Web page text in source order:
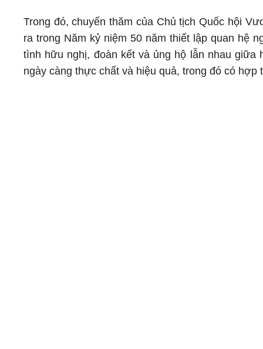
Trong đó, chuyến thăm của Chủ tịch Quốc hội
ra trong Năm kỷ niệm 50 năm thiết lập quan hệ
tình hữu nghị, đoàn kết và ủng hộ lẫn nhau
ngày càng thực chất và hiệu quả, trong đó có